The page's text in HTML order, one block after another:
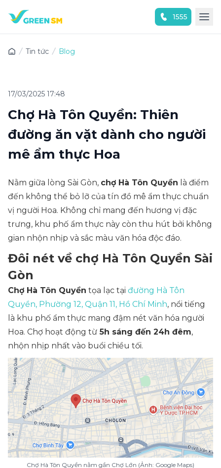
1555
Tin tức Blog
17/03/2025 17:48
Chợ Hà Tôn Quyền: Thiên
đường ăn vặt dành cho người
mê ẩm thực Hoa
Nằm giữa lòng Sài Gòn, chợ Hà Tôn Quyền là điểm
đến không thể bỏ lỡ của tín đồ mê ẩm thực chuẩn
vị người Hoa. Không chỉ mang đến hương vị đặc
trưng, khu phố ẩm thực này còn thu hút bởi không
gian nhộn nhịp và sắc màu văn hóa độc đáo.
Đôi nét về chợ Hà Tôn Quyền Sài
Gòn
Chợ Hà Tôn Quyền tọa lạc tại đường Hà Tôn
Quyền, Phường 12, Quận 11, Hồ Chí Minh, nổi tiếng
là khu phố ẩm thực mang đậm nét văn hóa người
Hoa. Chợ hoạt động từ 5h sáng đến 24h đêm,
nhộn nhịp nhất vào buổi chiều tối.
Chợ Hà Tôn Quyền nằm gần Chợ Lớn (Ảnh: Google Maps)